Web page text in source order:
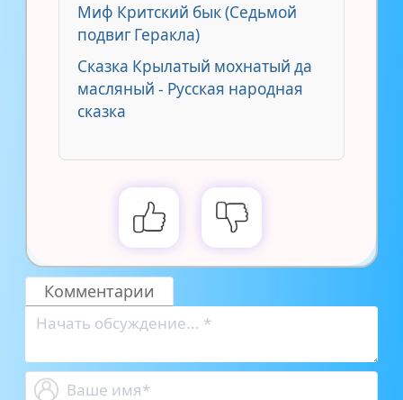
Миф Критский бык (Седьмой
подвиг Геракла)
Сказка Крылатый мохнатый да
масляный - Русская народная
сказка
Комментарии